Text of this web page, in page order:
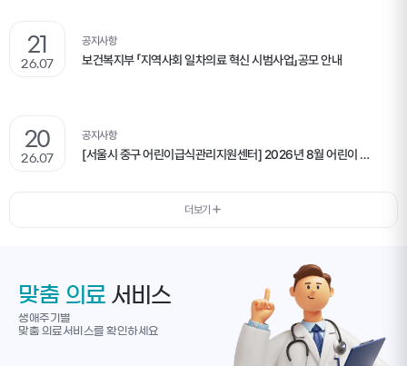
공지사항
보건복지부 「지역사회 일차의료 혁신 시범사업」공모 안내
21
26.07
공지사항
[서울시 중구 어린이급식관리지원센터] 2026년 8월 어린이 식단표 안내
20
26.07
더보기
맞춤 의료 서비스
생애주기별
맞춤 의료서비스를 확인하세요